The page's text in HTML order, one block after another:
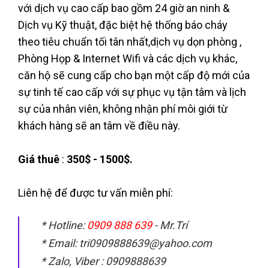
với dịch vụ cao cấp bao gồm 24 giờ an ninh &
Dịch vụ Kỹ thuật, đặc biệt hệ thống báo cháy
theo tiêu chuẩn tối tân nhất,dịch vụ dọn phòng ,
Phòng Họp & Internet Wifi và các dịch vụ khác,
căn hộ sẽ cung cấp cho bạn một cấp độ mới của
sự tinh tế cao cấp với sự phục vụ tận tâm và lịch
sự của nhân viên, không nhận phí môi giới từ
khách hàng sẽ an tâm về điều này.
Giá thuê : 350$ - 1500$.
Liên hệ để được tư vấn miễn phí:
* Hotline:0909 888 639- Mr.Trí
* Email: tri0909888639@yahoo.com
* Zalo, Viber : 0909888639